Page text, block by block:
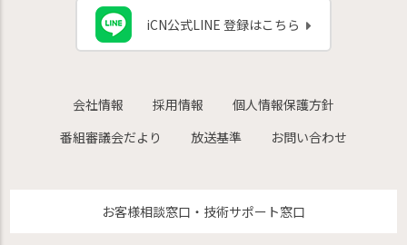
iCN公式LINE 登録はこちら
会社情報 採用情報
個人情報保護方針
番組審議会だより
放送基準 お問い合わせ
お客様相談窓口・技術サポート窓口